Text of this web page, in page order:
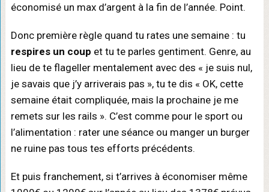
économisé un max d’argent à la fin de l’année. Point.
Donc première règle quand tu rates une semaine : tu
respires un coup et tu te parles gentiment. Genre, au
lieu de te flageller mentalement avec des « je suis nul,
je savais que j’y arriverais pas », tu te dis « OK, cette
semaine était compliquée, mais la prochaine je me
remets sur les rails ». C’est comme pour le sport ou
l’alimentation : rater une séance ou manger un burger
ne ruine pas tous tes efforts précédents.
Et puis franchement, si t’arrives à économiser même